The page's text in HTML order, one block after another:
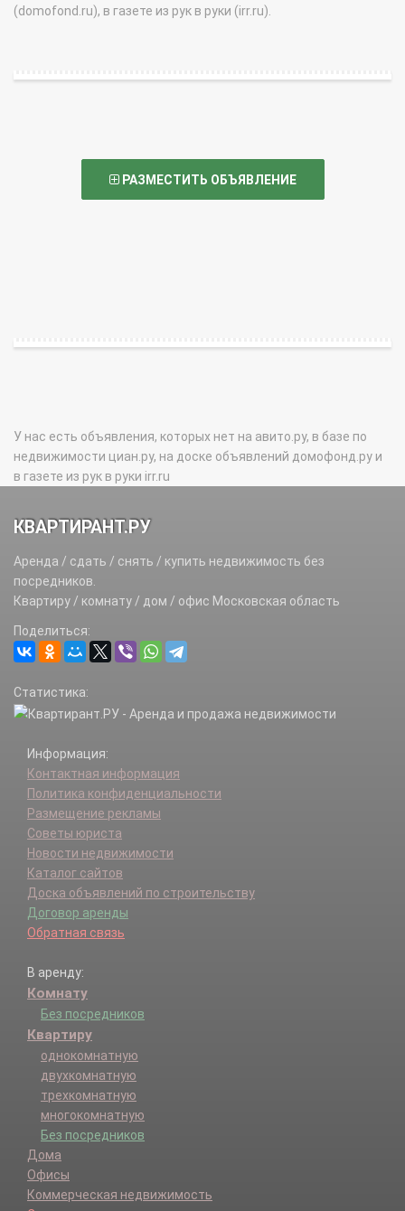
(domofond.ru), в газете из рук в руки (irr.ru).
РАЗМЕСТИТЬ ОБЪЯВЛЕНИЕ
У нас есть объявления, которых нет на авито.ру, в базе по
недвижимости циан.ру, на доске объявлений домофонд.ру и
в газете из рук в руки irr.ru
КВАРТИРАНТ.РУ
Аренда / сдать / снять / купить недвижимость без
посредников.
Квартиру / комнату / дом / офис Московская область
Поделиться:
Статистика:
Информация:
Контактная информация
Политика конфиденциальности
Размещение рекламы
Советы юриста
Новости недвижимости
Каталог сайтов
Доска объявлений по строительству
Договор аренды
Обратная связь
В аренду:
Комнату
Без посредников
Квартиру
однокомнатную
двухкомнатную
трехкомнатную
многокомнатную
Без посредников
Дома
Офисы
Коммерческая недвижимость